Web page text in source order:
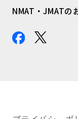
NMAT・JMATの